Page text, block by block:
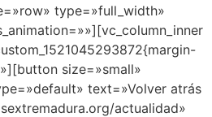
type=»full_width»
size=»small»
text=»Volver atrás
actualidad»